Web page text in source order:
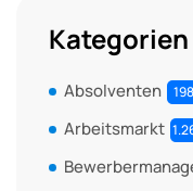
Kategorien
Absolventen 198
Arbeitsmarkt